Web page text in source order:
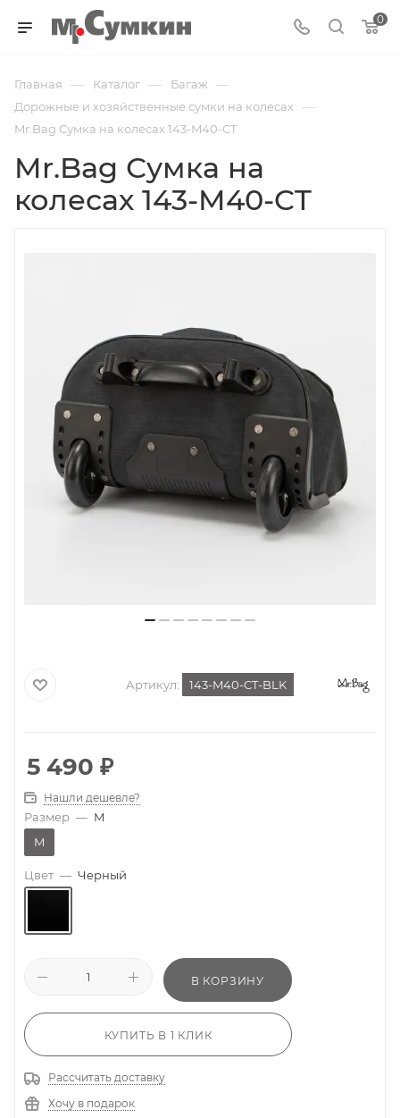
0
Главная — Каталог — Багаж —
Дорожные и хозяйственные сумки на колесах —
Mr.Bag Сумка на колесах 143-M40-CT
Mr.Bag Сумка на
колесах 143-M40-CT
Артикул: 143-M40-CT-BLK
5 490 ₽
Нашли дешевле?
Размер — M
M
Цвет — Черный
В КОРЗИНУ
КУПИТЬ В 1 КЛИК
Рассчитать доставку
Хочу в подарок